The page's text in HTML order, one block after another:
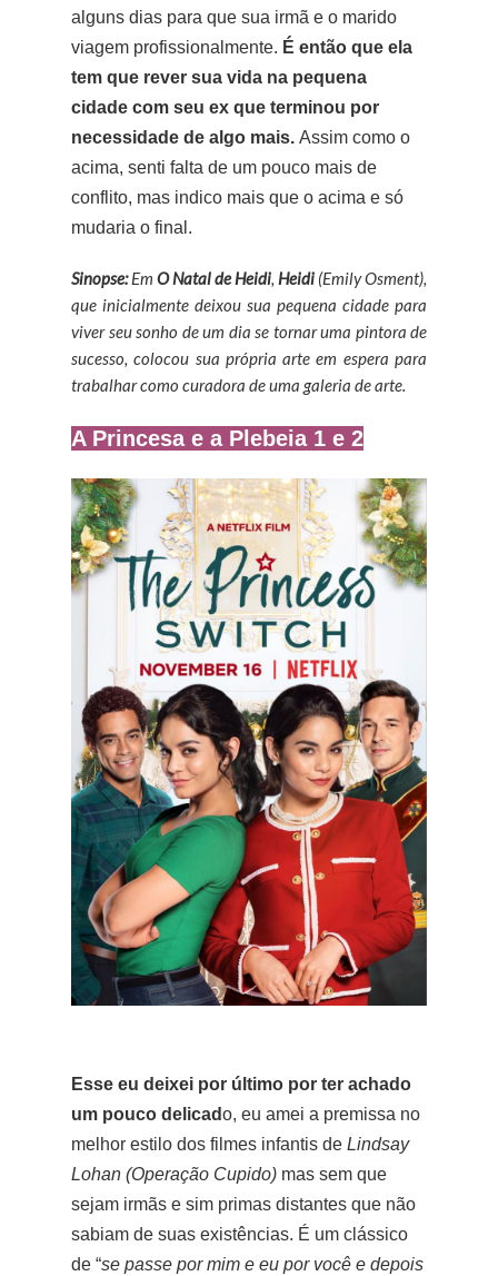
alguns dias para que sua irmã e o marido
viagem profissionalmente. É então que ela
tem que rever sua vida na pequena
cidade com seu ex que terminou por
necessidade de algo mais. Assim como o
acima, senti falta de um pouco mais de
conflito, mas indico mais que o acima e só
mudaria o final.
Sinopse: Em O Natal de Heidi, Heidi (Emily Osment),
que inicialmente deixou sua pequena cidade para
viver seu sonho de um dia se tornar uma pintora de
sucesso, colocou sua própria arte em espera para
trabalhar como curadora de uma galeria de arte.
A Princesa e a Plebeia 1 e 2
Esse eu deixei por último por ter achado
um pouco delicado, eu amei a premissa no
melhor estilo dos filmes infantis de Lindsay
Lohan (Operação Cupido) mas sem que
sejam irmãs e sim primas distantes que não
sabiam de suas existências. É um clássico
de “se passe por mim e eu por você e depois